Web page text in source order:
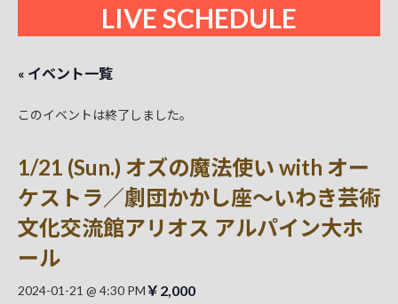
LIVE SCHEDULE
« イベント一覧
このイベントは終了しました。
1/21 (Sun.) オズの魔法使い with オー
ケストラ／劇団かかし座～いわき芸術
文化交流館アリオス アルパイン大ホ
ール
2024-01-21 @ 4:30 PM￥2,000